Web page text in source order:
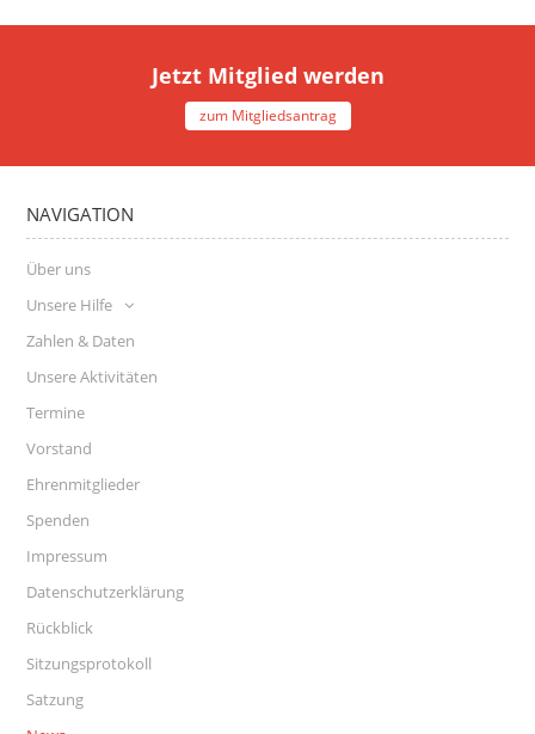
Jetzt Mitglied werden
zum Mitgliedsantrag
NAVIGATION
Über uns
Unsere Hilfe
Zahlen & Daten
Unsere Aktivitäten
Termine
Vorstand
Ehrenmitglieder
Spenden
Impressum
Datenschutzerklärung
Rückblick
Sitzungsprotokoll
Satzung